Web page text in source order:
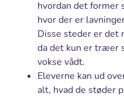
hvordan det former
hvor der er
Disse steder er
da det kun er træer
vokse vådt.
Eleverne kan ud
alt, hvad de støder